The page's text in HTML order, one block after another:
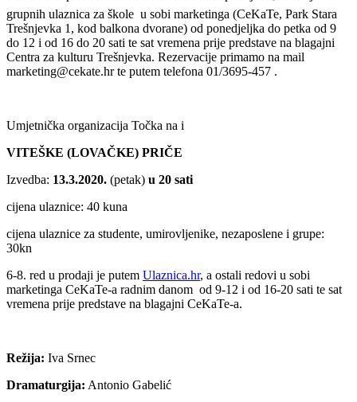
grupnih ulaznica za škole u sobi marketinga (CeKaTe, Park Stara
Trešnjevka 1, kod balkona dvorane) od ponedjeljka do petka od 9
do 12 i od 16 do 20 sati te sat vremena prije predstave na blagajni
Centra za kulturu Trešnjevka. Rezervacije primamo na mail
marketing@cekate.hr te putem telefona 01/3695-457 .
Umjetnička organizacija Točka na i
VITEŠKE (LOVAČKE) PRIČE
Izvedba: 13.3.2020. (petak) u 20 sati
cijena ulaznice: 40 kuna
cijena ulaznice za studente, umirovljenike, nezaposlene i grupe:
30kn
6-8. red u prodaji je putem Ulaznica.hr, a ostali redovi u sobi
marketinga CeKaTe-a radnim danom od 9-12 i od 16-20 sati te sat
vremena prije predstave na blagajni CeKaTe-a.
Režija: Iva Srnec
Dramaturgija: Antonio Gabelić